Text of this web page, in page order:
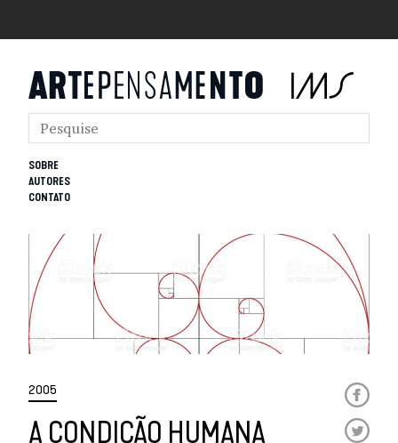
SOBRE
AUTORES
CONTATO
2005
A CONDIÇÃO HUMANA